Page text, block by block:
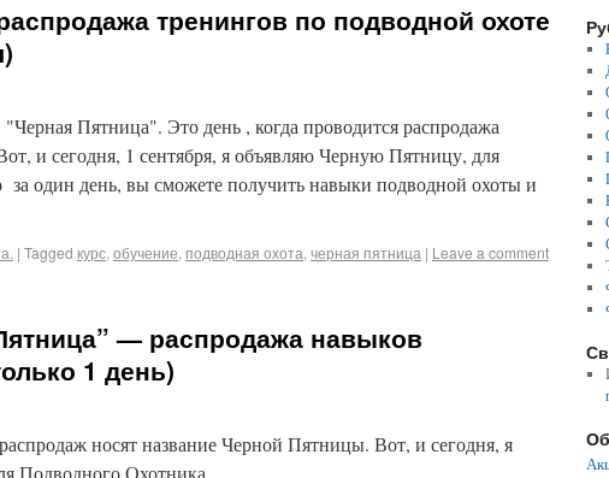
тренингов по подводной охоте
"Черная Пятница". Это день , когда проводится распродажа
и сегодня, 1 сентября, я объявляю Черную Пятницу, для
один день, вы сможете получить навыки подводной охоты и
| Tagged курс, обучение, подводная охота, черная пятница | Leave a comment
— распродажа навыков
1 день)
носят название Черной Пятницы. Вот, и сегодня, я
Подводного Охотника.